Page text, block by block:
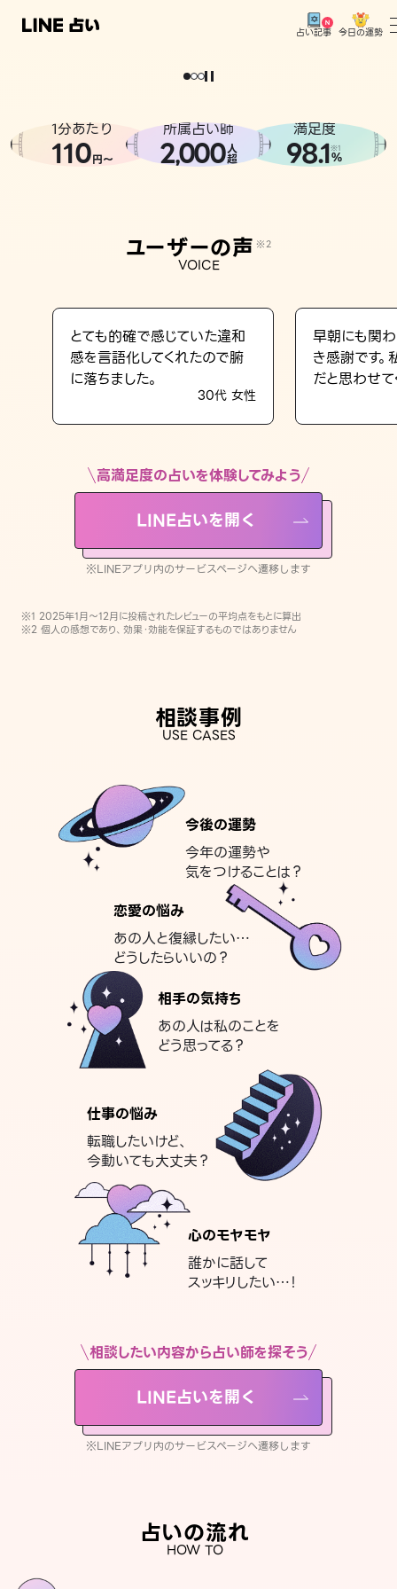
占い記事 今日の運勢
相談事例
LINE占いを開く
※LINEアプリ内のサービスページへ遷移します
どうせなら
。
1分あたり
110円〜
所属占い師
2,000人
超
満足度
98.1※1
%
ユーザーの声 ※2
VOICE
とても的確で感じていた違和
感を言語化してくれたので腑
に落ちました。
30代 女性
早朝にも関
き感謝です
だと思わせて
高満足度の占いを体験してみよう
LINE占いを開く
※LINEアプリ内のサービスページへ遷移します
※1 2025年1月〜12月に投稿されたレビューの平均点をもとに算出
※2 個人の感想であり、効果・効能を保証するものではありません
相談事例
USE CASES
今後の運勢
今年の運勢や
気をつけることは？
恋愛の悩み
あの人と復縁したい…
どうしたらいいの？
相手の気持ち
あの人は私のことを
どう思ってる？
仕事の悩み
転職したいけど、
今動いても大丈夫？
心のモヤモヤ
誰かに話して
スッキリしたい…！
相談したい内容から占い師を探そう
LINE占いを開く
※LINEアプリ内のサービスページへ遷移します
占いの流れ
HOW TO